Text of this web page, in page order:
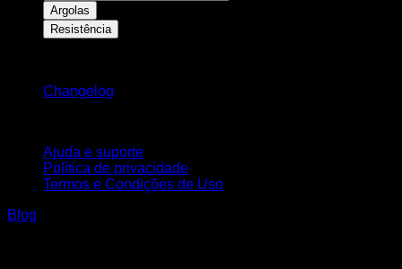
Argolas
Resistência
Changelog
Ajuda e suporte
Política de privacidade
Termos e Condições de Uso
Blog